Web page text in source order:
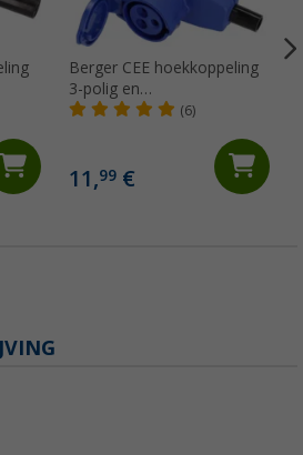
Berger CEE hoekkoppeling
3-polig en
aardcontactkoppeling
(6)
11,99€